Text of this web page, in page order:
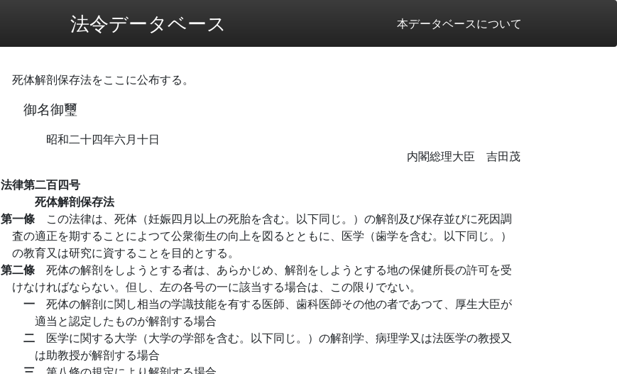
法令データベース 本データベースについて
死体解剖保存法をここに公布する。
御名御璽
昭和二十四年六月十日
内閣総理大臣 吉田茂
法律第二百四号
死体解剖保存法
第一條 この法律は、死体（妊娠四月以上の死胎を含む。以下同じ。）の解剖及び保存並びに死因調
査の適正を期することによつて公衆衞生の向上を図るとともに、医学（歯学を含む。以下同じ。）
の教育又は研究に資することを目的とする。
第二條 死体の解剖をしようとする者は、あらかじめ、解剖をしようとする地の保健所長の許可を受
けなければならない。但し、左の各号の一に該当する場合は、この限りでない。
一 死体の解剖に関し相当の学識技能を有する医師、歯科医師その他の者であつて、厚生大臣が
適当と認定したものが解剖する場合
二 医学に関する大学（大学の学部を含む。以下同じ。）の解剖学、病理学又は法医学の教授又
は助教授が解剖する場合